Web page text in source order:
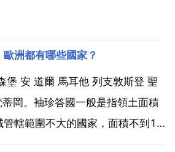
洲都有哪些國家？
堡 安 道爾 馬耳他 列支敦斯登 聖
岡。袖珍答國一般是指領土面積
轄範圍不大的國家，面積不到1